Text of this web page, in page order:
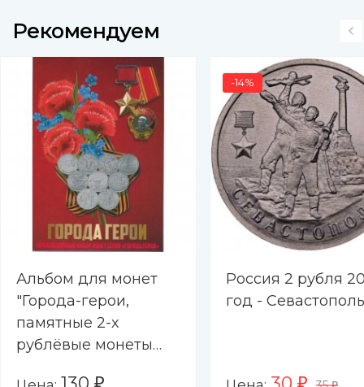
Рекомендуем
Альбом для монет
"Города-герои,
памятные 2-х
рублёвые монеты
₽
-14%
Россия 2 рубля
год - Севастополь
₽ ₽